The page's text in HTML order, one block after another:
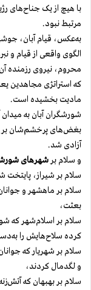
با ‌هیچ از یک جناح‌های
مرتبط نبود.
به‌عکس، قیام آبان،
الگوی واقعی از قیام و
محروم، نیروی رزمنده
که استراتژی مجاهدین
مادیت بخشیده است.
شورشگران آبان به
بغض‌های پرخشم‌شان بر
آزادی شد.
و سلام بر شهرهای
سلام بر شیراز، پایتخت
سلام بر ماهشهر و
بعثت،
سلام بر اسلام‌شهر که
کرده سلاح‌هایش را
سلام بر شهریار که
و لگدمال کردند،
سلام بر بهبهان که